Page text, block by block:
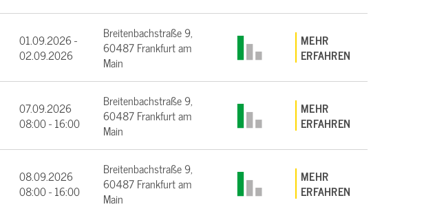
01.09.2026 -
02.09.2026
Breitenbachstraße 9,
60487 Frankfurt am
Main
MEHR
ERFAHREN
07.09.2026
08:00 - 16:00
Breitenbachstraße 9,
60487 Frankfurt am
Main
MEHR
ERFAHREN
08.09.2026
08:00 - 16:00
Breitenbachstraße 9,
60487 Frankfurt am
Main
MEHR
ERFAHREN